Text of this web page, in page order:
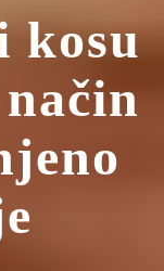
kosu